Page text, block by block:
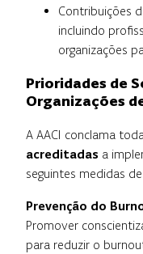
Contribuições
incluindo
organizações
Prioridades de
Organizações
A AACI conclama
acreditadas a
seguintes medidas
Prevenção do
Promover
para reduzir o